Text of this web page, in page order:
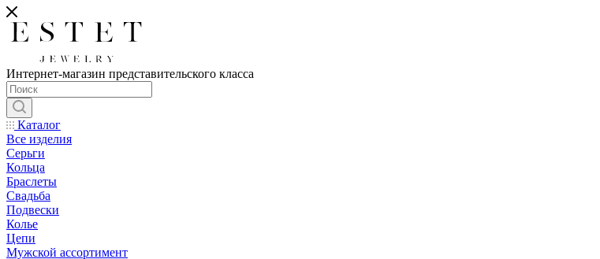
Интернет-магазин представительского класса
Каталог
Все изделия
Серьги
Кольца
Браслеты
Свадьба
Подвески
Колье
Цепи
Мужской ассортимент